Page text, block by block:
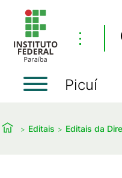
⋮
Picuí
Editais Editais da